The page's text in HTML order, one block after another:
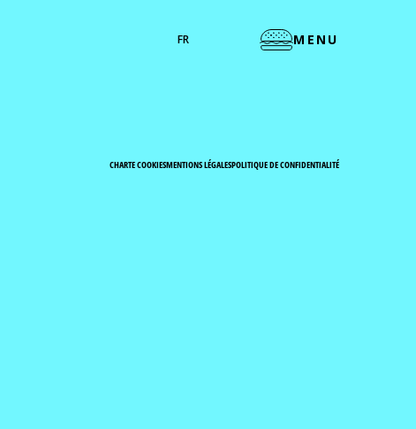
FR MENU
CHARTE COOKIESMENTIONS LÉGALESPOLITIQUE DE CONFIDENTIALITÉ